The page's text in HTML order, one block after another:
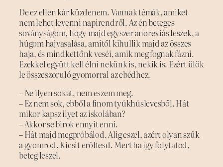
De ez ellen kár küzdenem. Vannak témák, amiket
nem lehet levenni napirendről. Az én beteges
soványságom, hogy majd egyszer anorexiás leszek, a
húgom hajvasalása, amitől kihullik majd az összes
haja, és mindkettőnk veséi, amik meg fognak fázni.
Ezekkel együtt kell élni nekünk is, nekik is. Ezért ülök
le összeszoruló gyomorral az ebédhez.
– Ne ilyen sokat, nem eszem meg.
– Ez nem sok, ebből a finom tyúkhúslevesből. Hát
mikor kapsz ilyet az iskolában?
– Akkor se birok ennyit enni.
– Hát majd megpróbálod. Alig eszel, azért olyan szűk
a gyomrod. Kicsit erőltesd. Mert ha így folytatod,
beteg leszel.